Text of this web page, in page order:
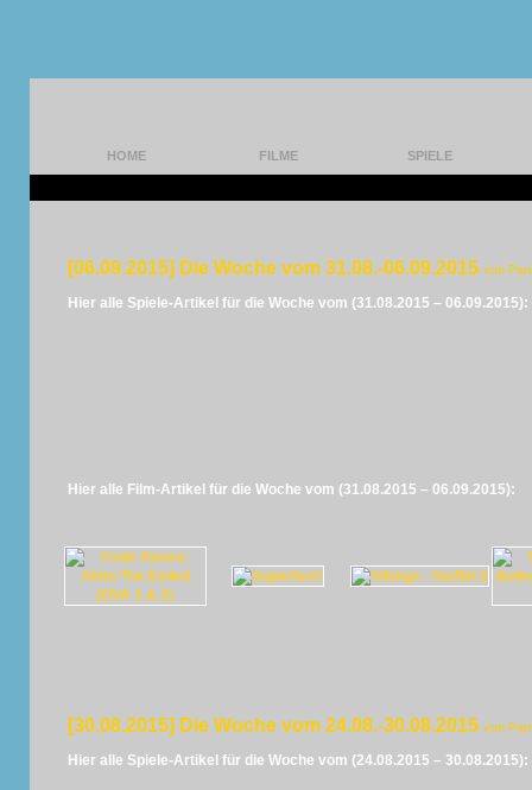
HOME FILME SPIELE
[06.09.2015] Die Woche vom 31.08.-06.09.2015 von
Hier alle Spiele-Artikel für die Woche vom (31.08.2015 – 06.09.2015):
Hier alle Film-Artikel für die Woche vom (31.08.2015 – 06.09.2015):
[30.08.2015] Die Woche vom 24.08.-30.08.2015 von
Hier alle Spiele-Artikel für die Woche vom (24.08.2015 – 30.08.2015):